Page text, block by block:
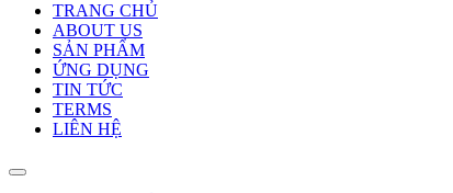
TRANG CHỦ
ABOUT US
SẢN PHẨM
ỨNG DỤNG
TIN TỨC
TERMS
LIÊN HỆ